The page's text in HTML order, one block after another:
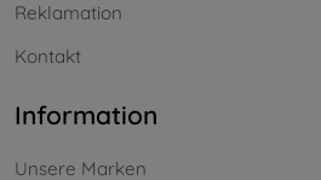
Reklamation
Kontakt
Information
Unsere Marken